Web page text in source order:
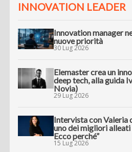
INNOVATION LEADER
Innovation manager
nuove priorità
30 Lug 2026
Elemaster crea un
deep tech, alla guida
Novia)
29 Lug 2026
Intervista con Valeria
uno dei migliori
Ecco perché”
15 Lug 2026